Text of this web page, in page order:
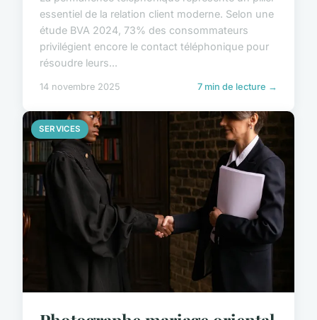
essentiel de la relation client moderne. Selon une
étude BVA 2024, 73% des consommateurs
privilégient encore le contact téléphonique pour
résoudre leurs...
14 novembre 2025 7 min de lecture →
SERVICES